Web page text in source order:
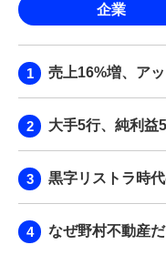
企業
売上16%増、ア
大手5行、純利益
黒字リストラ時
なぜ野村不動産